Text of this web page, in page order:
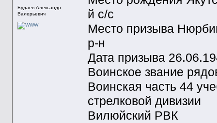
Будаев Александр
Валерьевич
й с/с
Место призыва
р-н
Дата призыва
Воинское звание
Воинская часть 44
стрелковой дивизии
Вилюйский РВК